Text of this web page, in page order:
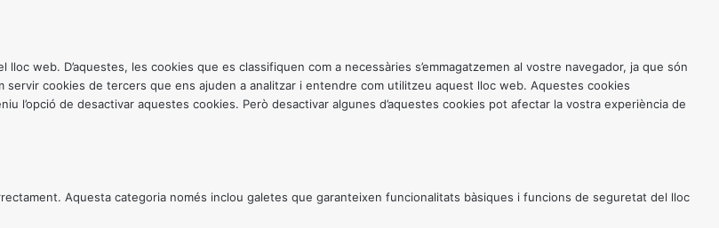
web. D’aquestes, les cookies que es classifiquen com a necessàries s’emmagatzemen al vostre navegador, ja que són
cookies de tercers que ens ajuden a analitzar i entendre com utilitzeu aquest lloc web. Aquestes cookies
l’opció de desactivar aquestes cookies. Però desactivar algunes d’aquestes cookies pot afectar la vostra experiència de
Aquesta categoria només inclou galetes que garanteixen funcionalitats bàsiques i funcions de seguretat del lloc